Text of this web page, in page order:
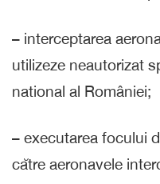
– interceptarea
utilizeze neautorizat
national al României;
– executarea focului
către aeronavele